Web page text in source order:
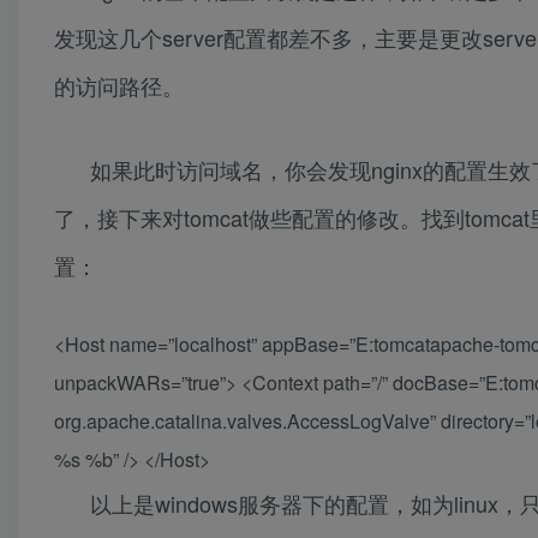
发现这几个server配置都差不多，主要是更改
的访问路径。
如果此时访问域名，你会发现nginx的配置生
了，接下来对tomcat做些配置的修改。找到
置：
<Host name=”localhost” appBase=”E:tomcatapache-
unpackWARs=”true”> <Context path=”/”
org.apache.catalina.valves.AccessLogValve”
%s %b” /> </Host>
以上是windows服务器下的配置，如为linux，